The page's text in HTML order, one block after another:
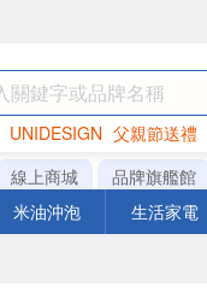
UNIDESIGN 父親節送禮
罐頭 海苔 洋芋片
線上商城 品牌旗艦館
米油沖泡 生活家電